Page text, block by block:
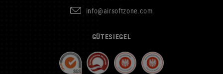
info@airsoftzone.com
GÜTESIEGEL